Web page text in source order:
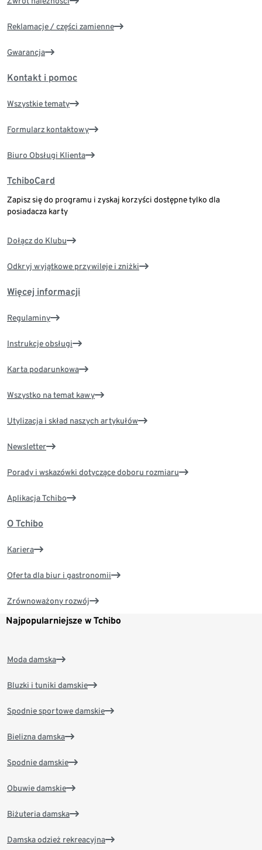
Reklamacje / części zamienne
Gwarancja
Kontakt i pomoc
Wszystkie tematy
Formularz kontaktowy
Biuro Obsługi Klienta
TchiboCard
Zapisz się do programu i zyskaj korzyści dostępne tylko dla
posiadacza karty
Dołącz do Klubu
Odkryj wyjątkowe przywileje i zniżki
Więcej informacji
Regulaminy
Instrukcje obsługi
Karta podarunkowa
Wszystko na temat kawy
Utylizacja i skład naszych artykułów
Newsletter
Porady i wskazówki dotyczące doboru rozmiaru
Aplikacja Tchibo
O Tchibo
Kariera
Oferta dla biur i gastronomii
Zrównoważony rozwój
Najpopularniejsze w Tchibo
Moda damska
Bluzki i tuniki damskie
Spodnie sportowe damskie
Bielizna damska
Spodnie damskie
Obuwie damskie
Biżuteria damska
Damska odzież rekreacyjna